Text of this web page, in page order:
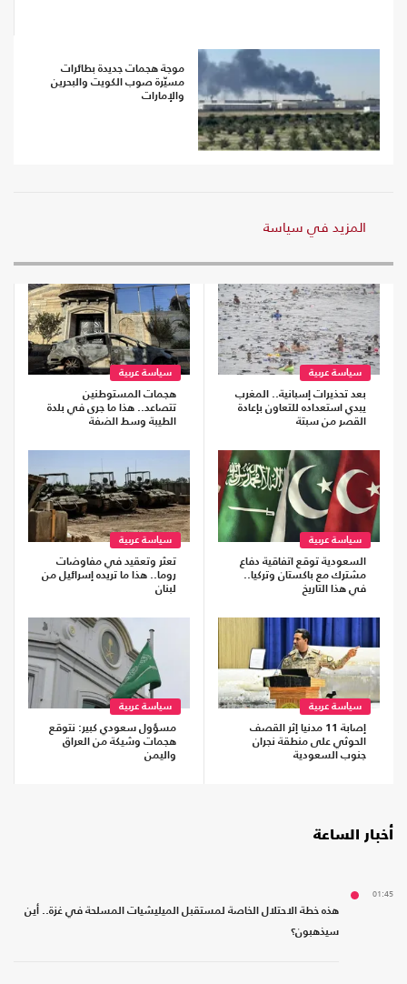
موجة هجمات جديدة بطائرات
مسيّرة صوب الكويت والبحرين
والإمارات
المزيد في سياسة
سياسة عربية
بعد تحذيرات إسبانية.. المغرب
يبدي استعداده للتعاون بإعادة
القصر من سبتة
سياسة عربية
هجمات المستوطنين
تتصاعد.. هذا ما جرى في بلدة
الطيبة وسط الضفة
سياسة عربية
السعودية توقع اتفاقية دفاع
مشترك مع باكستان وتركيا..
في هذا التاريخ
سياسة عربية
تعثر وتعقيد في مفاوضات
روما.. هذا ما تريده إسرائيل من
لبنان
سياسة عربية
إصابة 11 مدنيا إثر القصف
الحوثي على منطقة نجران
جنوب السعودية
سياسة عربية
مسؤول سعودي كبير: نتوقع
هجمات وشيكة من العراق
واليمن
أخبار الساعة
01:45
هذه خطة الاحتلال الخاصة لمستقبل الميليشيات المسلحة في غزة.. أين
سيذهبون؟